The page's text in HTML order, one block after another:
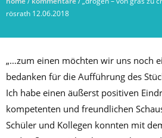
rösrath 12.06.2018
„…zum einen möchten wir uns noch
bedanken für die Aufführung des
Ich habe einen äußerst positiven
kompetenten und freundlichen
Schüler und Kollegen konnten mit